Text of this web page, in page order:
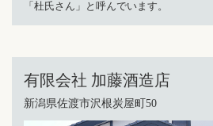
「杜氏さん」と呼んでいます。
有限会社 加藤酒造店
新潟県佐渡市沢根炭屋町50